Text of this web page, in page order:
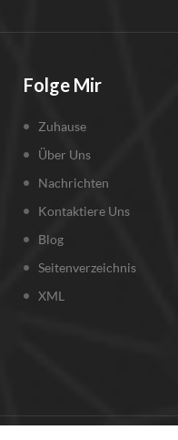
Folge Mir
Zuhause
Über Uns
Nachrichten
Kontaktiere Uns
Blog
Seitenverzeichnis
XML